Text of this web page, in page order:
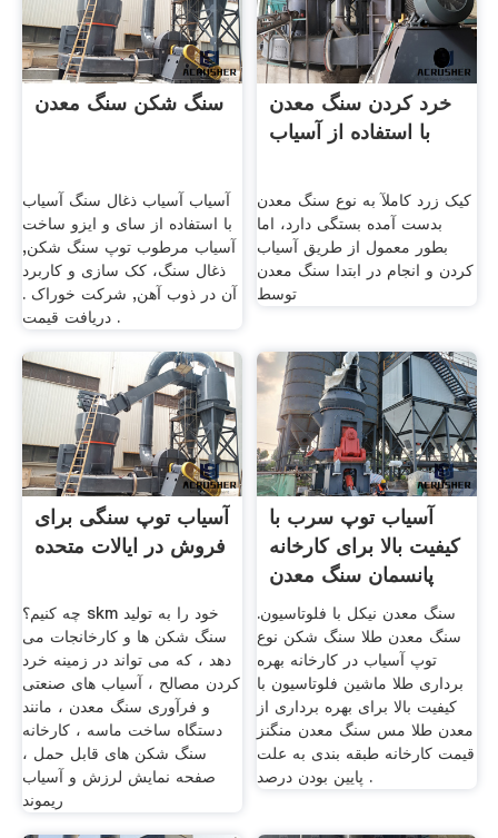
سنگ شکن سنگ معدن
آسیاب آسیاب ذغال سنگ آسیاب
با استفاده از سای و ایزو ساخت
آسیاب مرطوب توپ سنگ شكن,
ذغال سنگ، کک سازی و کاربرد
آن در ذوب آهن, شرکت خوراک .
دریافت قیمت .
خرد کردن سنگ معدن
با استفاده از آسیاب
کیک زرد کاملآ به نوع سنگ معدن
بدست آمده بستگی دارد، اما
بطور معمول از طریق آسیاب
کردن و انجام در ابتدا سنگ معدن
توسط
آسیاب توپ سنگی برای
فروش در ایالات متحده
چه کنیم؟ skm خود را به تولید
سنگ شکن ها و کارخانجات می
دهد ، که می تواند در زمینه خرد
کردن مصالح ، آسیاب های صنعتی
و فرآوری سنگ معدن ، مانند
دستگاه ساخت ماسه ، کارخانه
سنگ شکن های قابل حمل ،
صفحه نمایش لرزش و آسیاب
ریموند
آسیاب توپ سرب با
کیفیت بالا برای کارخانه
پانسمان سنگ معدن
سنگ معدن نیکل با فلوتاسیون.
سنگ معدن طلا سنگ شکن نوع
توپ آسیاب در کارخانه بهره
برداری طلا ماشین فلوتاسیون با
کیفیت بالا برای بهره برداری از
معدن طلا مس سنگ معدن منگنز
قیمت کارخانه طبقه بندی به علت
پایین بودن درصد .